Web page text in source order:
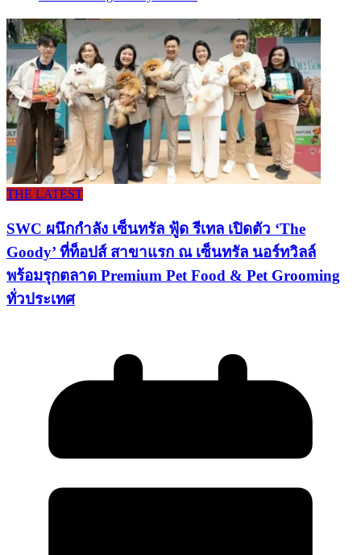
THE LATEST
SWC ผนึกกำลัง เซ็นทรัล ฟู้ด รีเทล เปิดตัว ‘The
Goody’ ที่ท็อปส์ สาขาแรก ณ เซ็นทรัล นอร์ทวิลล์
พร้อมรุกตลาด Premium Pet Food & Pet Grooming
ทั่วประเทศ